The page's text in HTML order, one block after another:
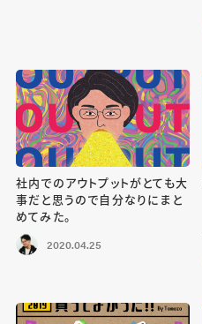
社内でのアウトプットがとても大
事だと思うので自分なりにまと
めてみた。
2020.04.25